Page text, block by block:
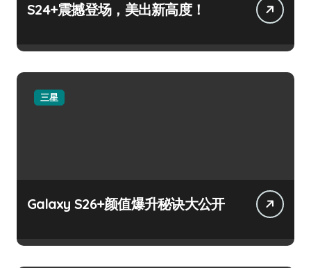
S24+震撼登场，美出新高度！
三星
Galaxy S26+颜值爆升秘诀大公开